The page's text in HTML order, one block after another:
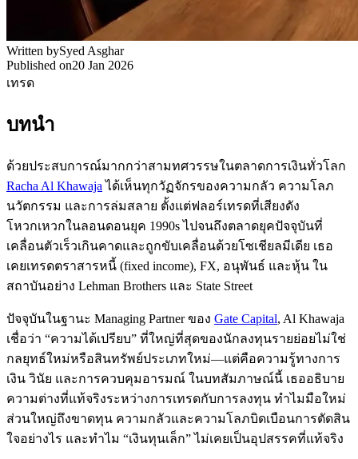
Written bySyed Asghar
Published on20 Jan 2026
เทรด
บทนำ
ด้วยประสบการณ์มากกว่าสามทศวรรษในตลาดการเงินทั่วโลก
Racha Al Khawaja ได้เห็นทุกวัฏจักรของความกลัว ความโลภ
นวัตกรรม และการล่มสลาย ตั้งแต่ฟลอร์เทรดที่เสียงดัง
โหวกเหวกในลอนดอนยุค 1990s ไปจนถึงตลาดยุคปัจจุบันที่
เคลื่อนตัวเร็วเกินคาดและถูกขับเคลื่อนด้วยโซเชียลมีเดีย เธอ
เคยเทรดตราสารหนี้ (fixed income), FX, อนุพันธ์ และหุ้น ใน
สถาบันอย่าง Lehman Brothers และ State Street
ปัจจุบันในฐานะ Managing Partner ของ Gate Capital, Al Khawaja
เชื่อว่า “ความได้เปรียบ” ที่ใหญ่ที่สุดของนักลงทุนรายย่อยไม่ใช่
กลยุทธ์ใหม่หรือสินทรัพย์ประเภทใหม่—แต่คือความรู้ทางการ
เงิน วินัย และการควบคุมอารมณ์ ในบทสัมภาษณ์นี้ เธออธิบาย
ความต่างที่แท้จริงระหว่างการเทรดกับการลงทุน ทำไมมือใหม่
ส่วนใหญ่ถึงขาดทุน ความกลัวและความโลภบิดเบือนการตัดสิน
ใจอย่างไร และทำไม “เงินทุนเล็ก” ไม่เคยเป็นอุปสรรคที่แท้จริง